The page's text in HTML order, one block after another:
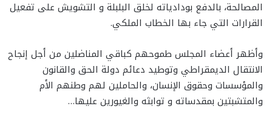
المصالحة، بالدفع بودادياته لخلق البلبلة و التشويش على تفعيل
القرارات التي جاء بها الخطاب الملكي.
وأظهر أعضاء المجلس طموحهم كباقي المناضلين من أجل إنجاح
الانتقال الديمقراطي وتوطيد دعائم دولة الحق والقانون
والمؤسسات وحقوق الإنسان، والحاملين لهم وطنهم الأم
والمتشبتين بمقدساته و توابثه والغيورين عليها…